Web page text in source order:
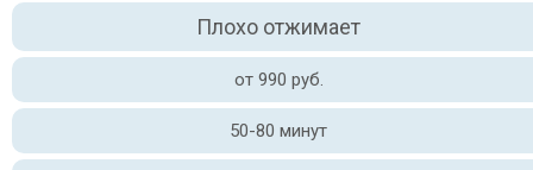
Плохо отжимает
от 990 руб.
50-80 минут